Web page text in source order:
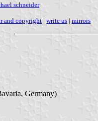
schneider
and copyright | write us | mirrors
Germany)